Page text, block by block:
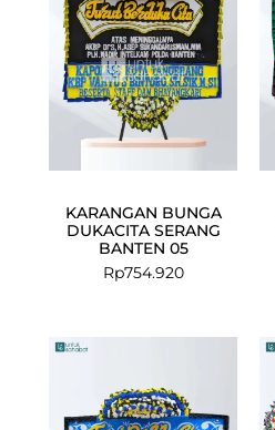
KARANGAN BUNGA
DUKACITA SERANG
BANTEN 05
Rp754.920